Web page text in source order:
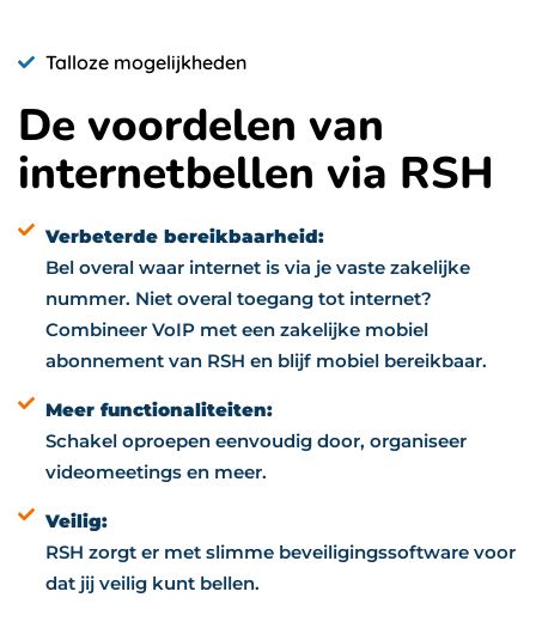
Talloze mogelijkheden
De voordelen van
internetbellen via RSH
Verbeterde bereikbaarheid:
Bel overal waar internet is via je vaste zakelijke
nummer. Niet overal toegang tot internet?
Combineer VoIP met een zakelijke mobiel
abonnement van RSH en blijf mobiel bereikbaar.
Meer functionaliteiten:
Schakel oproepen eenvoudig door, organiseer
videomeetings en meer.
Veilig:
RSH zorgt er met slimme beveiligingssoftware voor
dat jij veilig kunt bellen.